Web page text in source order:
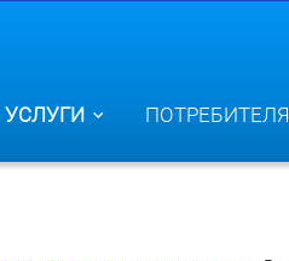
УСЛУГИ